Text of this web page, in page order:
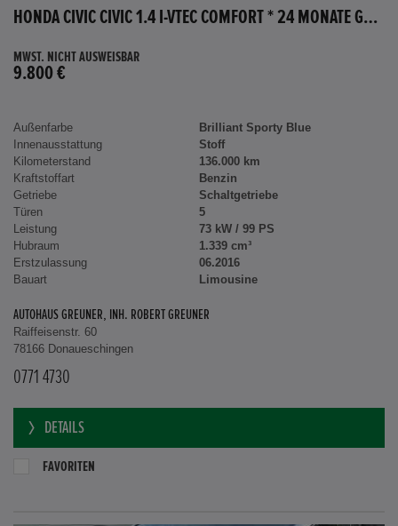
HONDA CIVIC CIVIC 1.4 I-VTEC COMFORT * 24 MONATE GARANTIE *
MWST. NICHT AUSWEISBAR
9.800 €
Außenfarbe
Brilliant Sporty Blue
Innenausstattung
Stoff
Kilometerstand
136.000 km
Kraftstoffart
Benzin
Getriebe
Schaltgetriebe
Türen
5
Leistung
73 kW / 99 PS
Hubraum
1.339 cm³
Erstzulassung
06.2016
Bauart
Limousine
AUTOHAUS GREUNER, INH. ROBERT GREUNER
Raiffeisenstr. 60
78166 Donaueschingen
0771 4730
DETAILS
FAVORITEN